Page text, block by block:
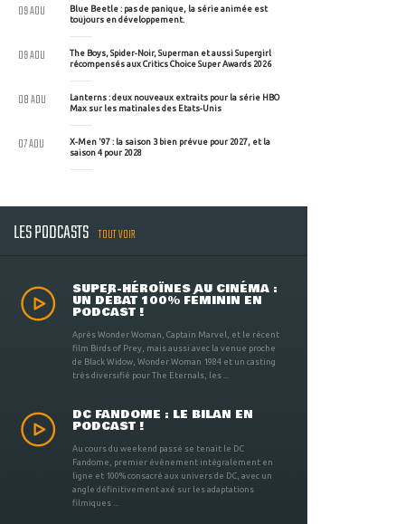
Blue Beetle : pas de panique, la série animée est
toujours en développement.
09 AOU
The Boys, Spider-Noir, Superman et aussi Supergirl
récompensés aux Critics Choice Super Awards 2026
09 AOU
Lanterns : deux nouveaux extraits pour la série HBO
Max sur les matinales des Etats-Unis
08 AOU
X-Men '97 : la saison 3 bien prévue pour 2027, et la
saison 4 pour 2028
07 AOU
LES PODCASTS TOUT VOIR
SUPER-HÉROÏNES AU CINÉMA :
UN DÉBAT 100% FÉMININ EN
PODCAST !
Après Wonder Woman, Captain Marvel, et le récent
film Birds of Prey, mais aussi avec la venue proche
de Black Widow, Wonder Woman 1984 et un casting
très diversifié pour The Eternals, les ...
DC FANDOME : LE BILAN EN
PODCAST !
Au cours du weekend passé se tenait le DC
Fandome, premier évènement intégralement en
ligne et 100% consacré aux univers de DC, avec un
angle définitivement axé sur les adaptations
filmiques ...